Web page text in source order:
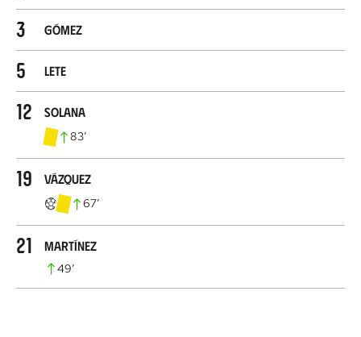
3 Gómez
5 Lete
12 Solana
83’
19 Vázquez
67’
21 Martínez
49’